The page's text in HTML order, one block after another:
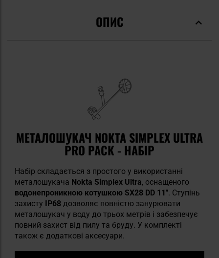
ОПИС
МЕТАЛОШУКАЧ NOKTA SIMPLEX ULTRA
PRO PACK - НАБІР
Набір складається з простого у використанні
металошукача Nokta Simplex Ultra, оснащеного
водонепроникною котушкою SX28 DD 11″. Ступінь
захисту IP68 дозволяє повністю занурювати
металошукач у воду до трьох метрів і забезпечує
повний захист від пилу та бруду. У комплекті
також є додаткові аксесуари.